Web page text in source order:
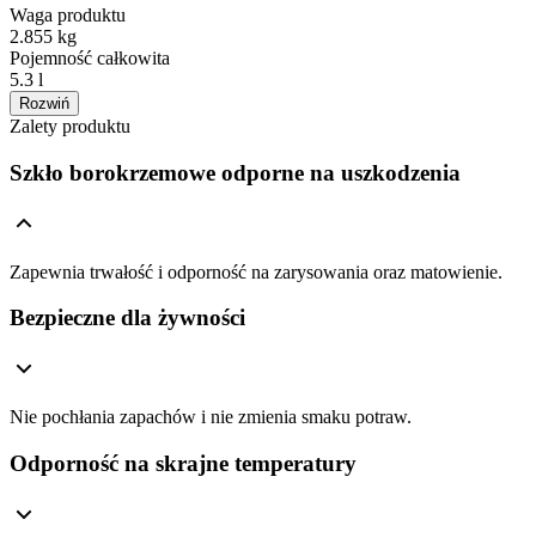
Waga produktu
2.855 kg
Pojemność całkowita
5.3 l
Rozwiń
Zalety produktu
Szkło borokrzemowe odporne na uszkodzenia
Zapewnia trwałość i odporność na zarysowania oraz matowienie.
Bezpieczne dla żywności
Nie pochłania zapachów i nie zmienia smaku potraw.
Odporność na skrajne temperatury